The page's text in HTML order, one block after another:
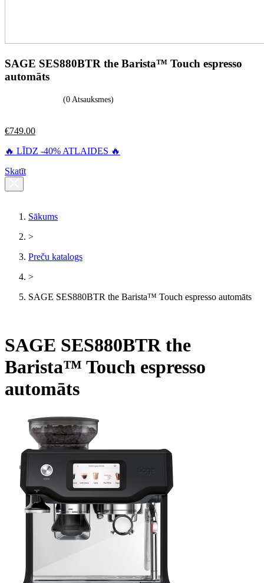
SAGE SES880BTR the Barista™ Touch espresso
automāts
(0 Atsauksmes)
€749.00
🔥 LĪDZ -40% ATLAIDES 🔥
Skatīt
Sākums
>
Preču katalogs
>
SAGE SES880BTR the Barista™ Touch espresso automāts
SAGE SES880BTR the
Barista™ Touch espresso
automāts